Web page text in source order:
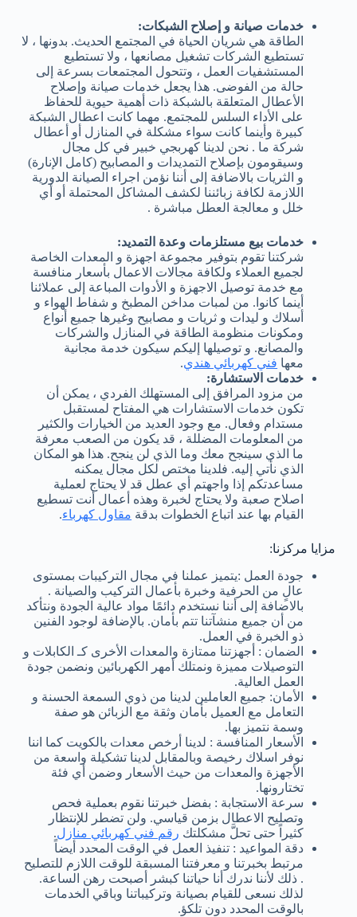
خدمات صيانة و إصلاح الشبكات:
الطاقة هي شريان الحياة في المجتمع الحديث. بدونها ، لا
تستطيع الشركات تشغيل مصانعها ، ولا تستطيع
المستشفيات العمل ، وتتحول المجتمعات بسرعة إلى
حالة من الفوضى. هذا يجعل خدمات صيانة وإصلاح
الأعطال المتعلقة بالشبكة ذات أهمية حيوية للحفاظ
على الأداء السلس للمجتمع. مهما كانت اعطال الشبكة
كبيرة وأينما كانت سواء مشكلة في المنازل أو أعطال
شركة ما . نحن لدينا كهربجي خبير في كل مجال
وسيقومون بإصلاح التمديدات و المصابيح (كامل الإنارة)
و الثريات بالاضافة إلى أننا نؤمن اجراء الصيانة الدورية
اللازمة لكافة زبائننا لكشف المشاكل المحتملة أو أي
خلل و معالجة العطل مباشرة .
خدمات بيع مستلزمات وعدة التمديد:
شركتنا تقوم بتوفير مجموعة اجهزة و المعدات الخاصة
لجميع العملاء ولكافة مجالات الاعمال بأسعار منافسة
مع خدمة توصيل الاجهزة و الأدوات المباعة إلى عملائنا
أينما كانوا. من لمبات مداخن المطبخ و شفاط الهواء و
أسلاك و ليدات و ثريات و مصابيح وغيرها جميع أنواع
ومكونات منظومة الطاقة في المنازل والشركات
والمصانع. و توصيلها إليكم سيكون خدمة مجانية
معها فني كهربائي هندي.
خدمات الاستشارة:
من مزود المرافق إلى المستهلك الفردي ، يمكن أن
تكون خدمات الاستشارات هي المفتاح لمستقبل
مستدام وفعال. مع وجود العديد من الخيارات والكثير
من المعلومات المضللة ، قد يكون من الصعب معرفة
ما الذي سينجح معك وما الذي لن ينجح. هذا هو المكان
الذي نأتي إليه. فلدينا مختص لكل مجال يمكنه
مساعدتكم إذا واجهتم أي عطل قد لا يحتاج لعملية
اصلاح صعبة ولا يحتاج لخبرة وهذه أعمال أنت تسطيع
القيام بها عند اتباع الخطوات بدقة مقاول كهرباء.
مزايا مركزنا:
جودة العمل :يتميز عملنا في مجال التركيبات بمستوى
عالٍ من الحرفية وخبرة بأعمال التركيب والصيانة .
بالاضافة إلى أننا نستخدم دائمًا مواد عالية الجودة ونتأكد
من أن جميع منشآتنا تتم بأمان. بالإضافة لوجود الفنين
ذو الخبرة في العمل.
الضمان : أجهزتنا ممتازة والمعدات الأخرى كـ الكابلات و
التوصيلات مميزة ونمتلك أمهر الكهربائين ونضمن جودة
العمل العالية.
الأمان: جميع العاملين لدينا من ذوي السمعة الحسنة و
التعامل مع العميل بأمان وثقة مع الزبائن هو صفة
وسمة نتميز بها.
الأسعار المنافسة : لدينا أرخص معدات بالكويت كما اننا
نوفر اسلاك رخيصة وبالمقابل لدينا تشكيلة واسعة من
الأجهزة والمعدات من حيث الأسعار وضمن أي فئة
تختارونها.
سرعة الاستجابة : بفضل خبرتنا نقوم بعملية فحص
وتصليح الاعطال بزمن قياسي. ولن تضطر للإنتظار
كثيراً حتى تحلَّ مشكلتك رقم فني كهربائي منازل.
دقة المواعيد : تنفيذ العمل في الوقت المحدد أيضاً
مرتبط بخبرتنا و معرفتنا المسبقة للوقت اللازم للتصليح
. ذلك لأننا ندرك أنا حياتنا كبشر أصبحت رهن الساعة.
لذلك نسعى للقيام بصيانة وتركيباتنا وباقي الخدمات
بالوقت المحدد دون تلكؤ.